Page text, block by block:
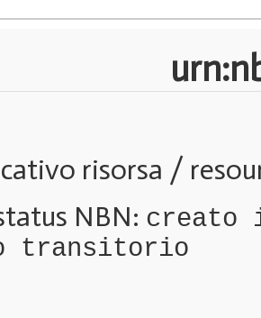
risorsa /
NBN: creato
transitorio